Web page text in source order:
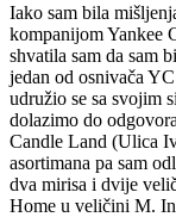
Iako sam bila
kompanijom Yankee
shvatila sam da sam
jedan od osnivača
udružio se sa svojim
dolazimo do
Candle Land (Ulica
asortimana pa sam
dva mirisa i dvije
Home u veličini M.